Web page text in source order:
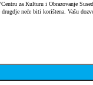
za Kulturu i Obrazovanje
drugdje neće biti korištena. Vašu